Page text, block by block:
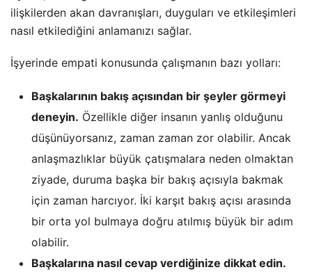
ilişkilerden akan davranışları, duyguları ve etkileşimleri
nasıl etkilediğini anlamanızı sağlar.
İşyerinde empati konusunda çalışmanın bazı yolları:
Başkalarının bakış açısından bir şeyler görmeyi
deneyin. Özellikle diğer insanın yanlış olduğunu
düşünüyorsanız, zaman zaman zor olabilir. Ancak
anlaşmazlıklar büyük çatışmalara neden olmaktan
ziyade, duruma başka bir bakış açısıyla bakmak
için zaman harcıyor. İki karşıt bakış açısı arasında
bir orta yol bulmaya doğru atılmış büyük bir adım
olabilir.
Başkalarına nasıl cevap verdiğinize dikkat edin.